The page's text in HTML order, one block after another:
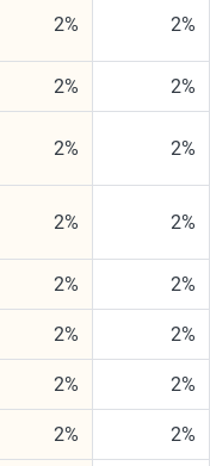
2% 2%
2% 2%
2% 2%
2% 2%
2% 2%
2% 2%
2% 2%
2% 2%